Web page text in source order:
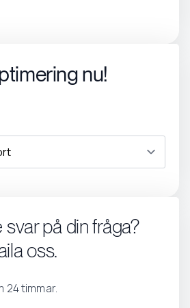
nu!
svar på din fråga?
oss.
24 timmar.